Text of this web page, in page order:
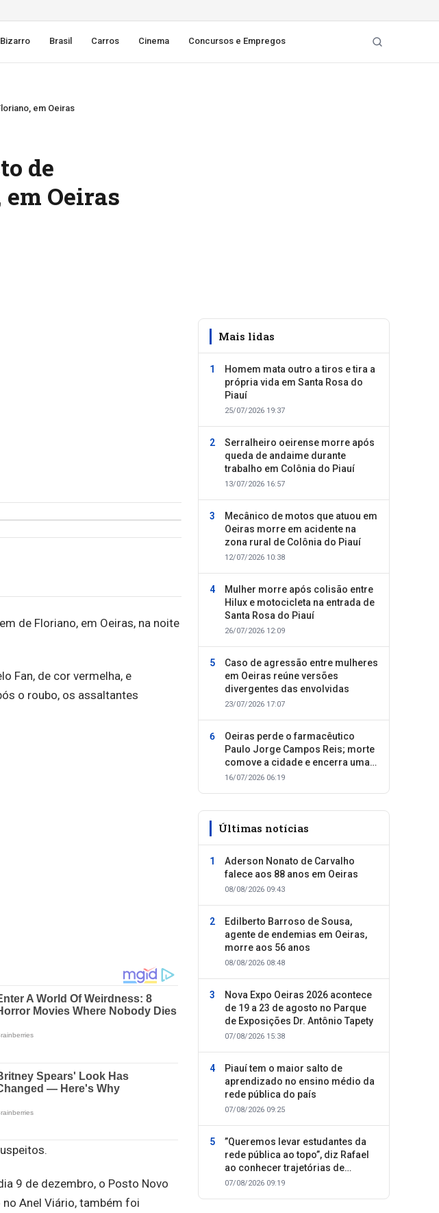
Bizarro Brasil Carros Cinema Concursos e Empregos
em Oeiras
de
Oeiras
de Floriano, em Oeiras, na noite
Fan, de cor vermelha, e
o roubo, os assaltantes
9 de dezembro, o Posto Novo
Anel Viário, também foi
Mais lidas
Homem mata outro a tiros e tira a
própria vida em Santa Rosa do
Piauí
25/07/2026 19:37
Serralheiro oeirense morre após
queda de andaime durante
trabalho em Colônia do Piauí
13/07/2026 16:57
Mecânico de motos que atuou em
Oeiras morre em acidente na
zona rural de Colônia do Piauí
12/07/2026 10:38
Mulher morre após colisão entre
Hilux e motocicleta na entrada de
Santa Rosa do Piauí
26/07/2026 12:09
Caso de agressão entre mulheres
em Oeiras reúne versões
divergentes das envolvidas
23/07/2026 17:07
Oeiras perde o farmacêutico
Paulo Jorge Campos Reis; morte
comove a cidade e encerra uma
trajetória dedicada ao cuidado
16/07/2026 06:19
Últimas notícias
Aderson Nonato de Carvalho
falece aos 88 anos em Oeiras
08/08/2026 09:43
Edilberto Barroso de Sousa,
agente de endemias em Oeiras,
morre aos 56 anos
08/08/2026 08:48
Nova Expo Oeiras 2026 acontece
de 19 a 23 de agosto no Parque
de Exposições Dr. Antônio Tapety
07/08/2026 15:38
Piauí tem o maior salto de
aprendizado no ensino médio da
rede pública do país
07/08/2026 09:25
”Queremos levar estudantes da
rede pública ao topo”, diz Rafael
ao conhecer trajetórias de
sucesso
07/08/2026 09:19